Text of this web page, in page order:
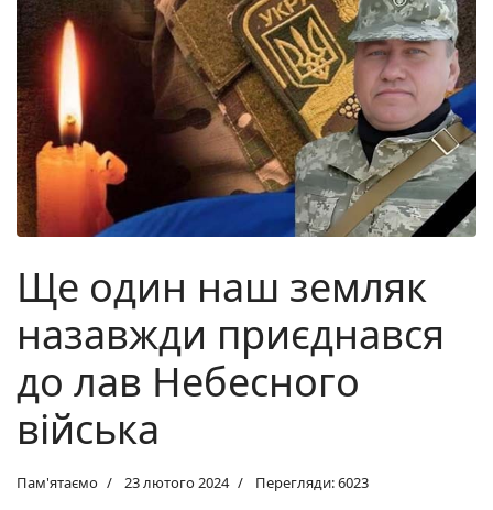
Ще один наш земляк
назавжди приєднався
до лав Небесного
війська
Пам'ятаємо 23 лютого 2024 Перегляди: 6023